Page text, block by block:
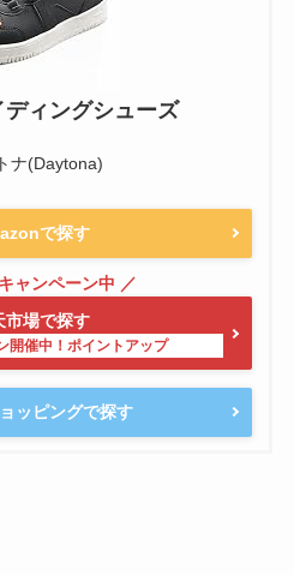
ディングシューズ
ナ(Daytona)
で探す
市場で探す
ッピングで探す